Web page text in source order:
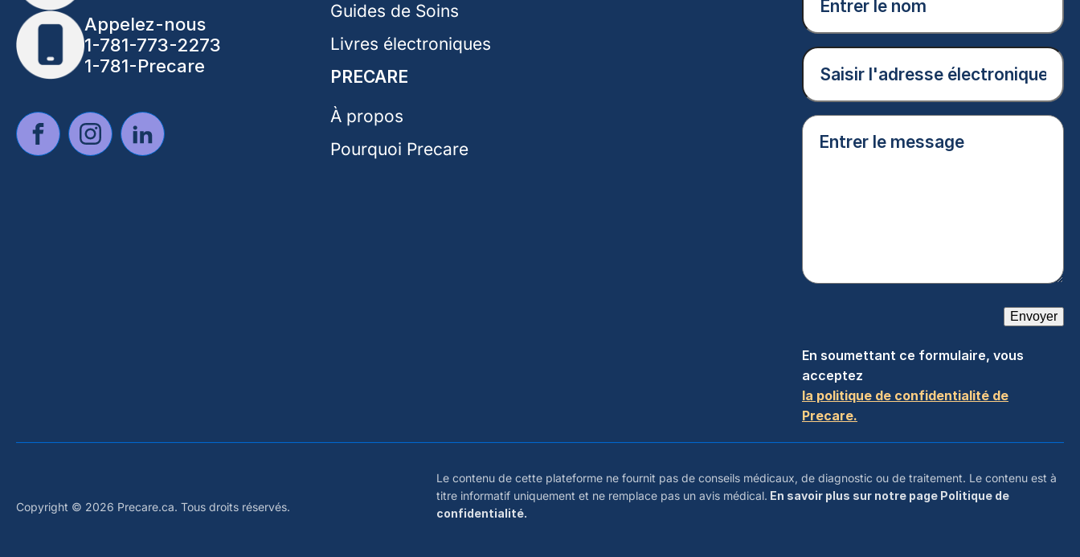
Appelez-nous
1-781-773-2273
1-781-Precare
Guides de Soins
Livres électroniques
PRECARE
À propos
Pourquoi Precare
nom
(Nécessaire)
Courriel
(Nécessaire)
Entrer
Envoyer
En soumettant ce formulaire, vous
acceptez
la politique de confidentialité de
Precare.
Copyright © 2026 Precare.ca. Tous droits réservés.
Le contenu de cette plateforme ne fournit pas de conseils médicaux, de diagnostic ou de traitement. Le contenu est à
titre informatif uniquement et ne remplace pas un avis médical. En savoir plus sur notre page Politique de
confidentialité.